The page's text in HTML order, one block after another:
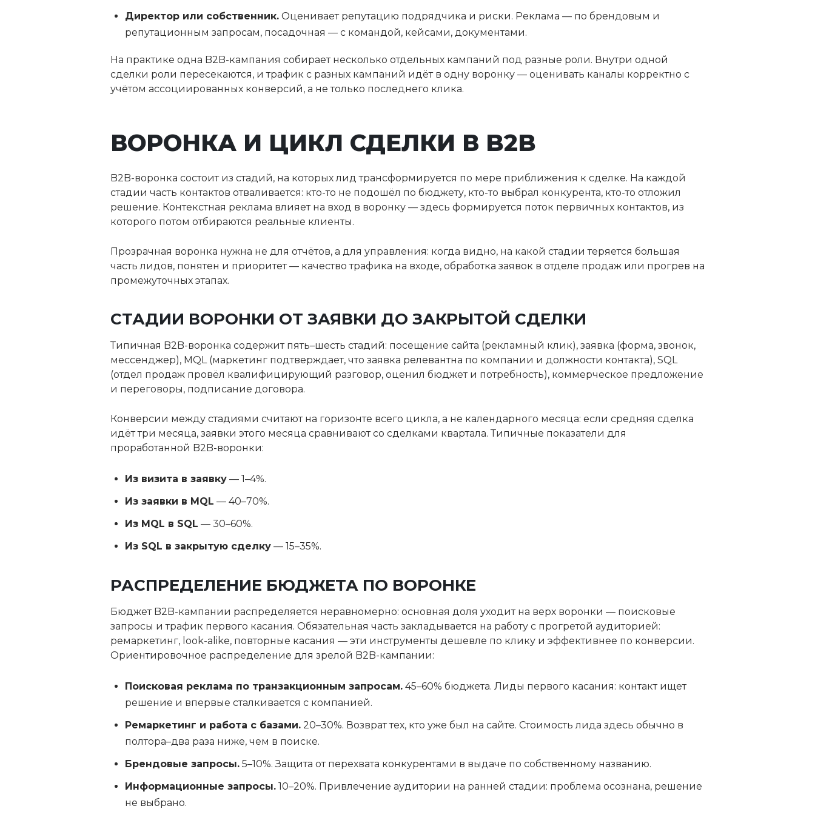
Директор или собственник. Оценивает репутацию подрядчика и риски. Реклама — по брендовым и
репутационным запросам, посадочная — с командой, кейсами, документами.
На практике одна B2B-кампания собирает несколько отдельных кампаний под разные роли. Внутри одной
сделки роли пересекаются, и трафик с разных кампаний идёт в одну воронку — оценивать каналы корректно с
учётом ассоциированных конверсий, а не только последнего клика.
ВОРОНКА И ЦИКЛ СДЕЛКИ В B2B
B2B-воронка состоит из стадий, на которых лид трансформируется по мере приближения к сделке. На каждой
стадии часть контактов отваливается: кто-то не подошёл по бюджету, кто-то выбрал конкурента, кто-то отложил
решение. Контекстная реклама влияет на вход в воронку — здесь формируется поток первичных контактов, из
которого потом отбираются реальные клиенты.
Прозрачная воронка нужна не для отчётов, а для управления: когда видно, на какой стадии теряется большая
часть лидов, понятен и приоритет — качество трафика на входе, обработка заявок в отделе продаж или прогрев на
промежуточных этапах.
СТАДИИ ВОРОНКИ ОТ ЗАЯВКИ ДО ЗАКРЫТОЙ СДЕЛКИ
Типичная B2B-воронка содержит пять–шесть стадий: посещение сайта (рекламный клик), заявка (форма, звонок,
мессенджер), MQL (маркетинг подтверждает, что заявка релевантна по компании и должности контакта), SQL
(отдел продаж провёл квалифицирующий разговор, оценил бюджет и потребность), коммерческое предложение
и переговоры, подписание договора.
Конверсии между стадиями считают на горизонте всего цикла, а не календарного месяца: если средняя сделка
идёт три месяца, заявки этого месяца сравнивают со сделками квартала. Типичные показатели для
проработанной B2B-воронки:
Из визита в заявку — 1–4%.
Из заявки в MQL — 40–70%.
Из MQL в SQL — 30–60%.
Из SQL в закрытую сделку — 15–35%.
РАСПРЕДЕЛЕНИЕ БЮДЖЕТА ПО ВОРОНКЕ
Бюджет B2B-кампании распределяется неравномерно: основная доля уходит на верх воронки — поисковые
запросы и трафик первого касания. Обязательная часть закладывается на работу с прогретой аудиторией:
ремаркетинг, look-alike, повторные касания — эти инструменты дешевле по клику и эффективнее по конверсии.
Ориентировочное распределение для зрелой B2B-кампании:
Поисковая реклама по транзакционным запросам. 45–60% бюджета. Лиды первого касания: контакт ищет
решение и впервые сталкивается с компанией.
Ремаркетинг и работа с базами. 20–30%. Возврат тех, кто уже был на сайте. Стоимость лида здесь обычно в
полтора–два раза ниже, чем в поиске.
Брендовые запросы. 5–10%. Защита от перехвата конкурентами в выдаче по собственному названию.
Информационные запросы. 10–20%. Привлечение аудитории на ранней стадии: проблема осознана, решение
не выбрано.